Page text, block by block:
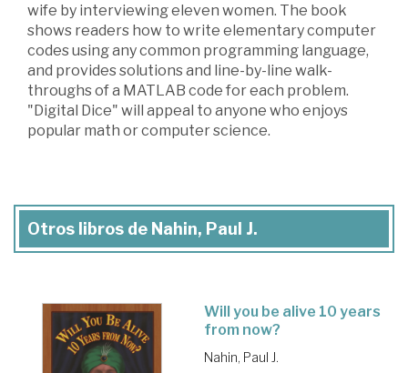
wife by interviewing eleven women. The book
shows readers how to write elementary computer
codes using any common programming language,
and provides solutions and line-by-line walk-
throughs of a MATLAB code for each problem.
"Digital Dice" will appeal to anyone who enjoys
popular math or computer science.
Otros libros de Nahin, Paul J.
Will you be alive 10 years
from now?
Nahin, Paul J.